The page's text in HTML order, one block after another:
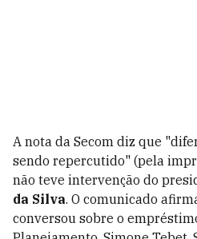
A nota da Secom diz que
sendo repercutido" (pela
não teve intervenção do
da Silva. O comunicado
conversou sobre o